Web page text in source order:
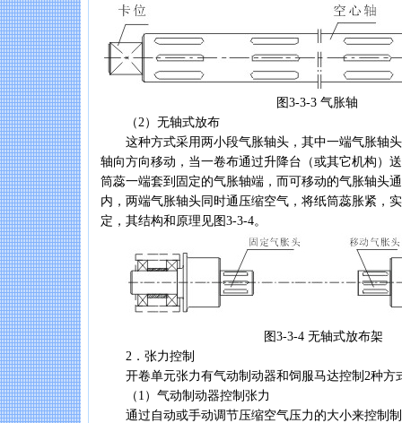
图3-3-3 气胀轴
（2）无轴式放布
这种方式采用两小段气胀轴头，其中一端气胀轴头
轴向方向移动，当一卷布通过升降台（或其它机构）
筒蕊一端套到固定的气胀轴端，而可移动的气胀轴头
内，两端气胀轴头同时通压缩空气，将纸筒蕊胀紧，
定，其结构和原理见图3-3-4。
图3-3-4 无轴式放布架
2．张力控制
开卷单元张力有气动制动器和饲服马达控制2种方
（1）气动制动器控制张力
通过自动或手动调节压缩空气压力的大小来控制制